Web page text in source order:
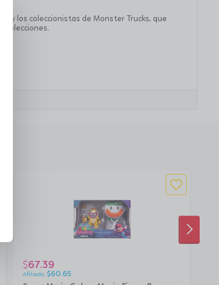
y los coleccionistas de Monster Trucks, que
colecciones.
$67.39
$60.65